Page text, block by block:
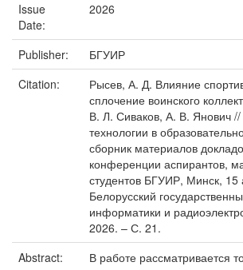
Issue
Date:
2026
Publisher:
БГУИР
Citation:
Рысев, А. Д. Влияние
сплочение воинского
В. Л. Сиваков, А. В. Янович
технологии в
сборник материалов
конференции аспирантов,
студентов БГУИР, Минск, 15
Белорусский
информатики и
2026. – С. 21.
Abstract:
В работе рассматривается